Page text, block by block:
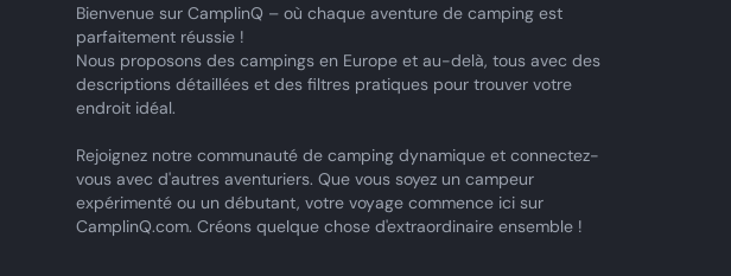
Bienvenue sur CamplinQ – où chaque aventure de camping est
parfaitement réussie !
Nous proposons des campings en Europe et au-delà, tous avec des
descriptions détaillées et des filtres pratiques pour trouver votre
endroit idéal.
Rejoignez notre communauté de camping dynamique et connectez-
vous avec d'autres aventuriers. Que vous soyez un campeur
expérimenté ou un débutant, votre voyage commence ici sur
CamplinQ.com. Créons quelque chose d'extraordinaire ensemble !